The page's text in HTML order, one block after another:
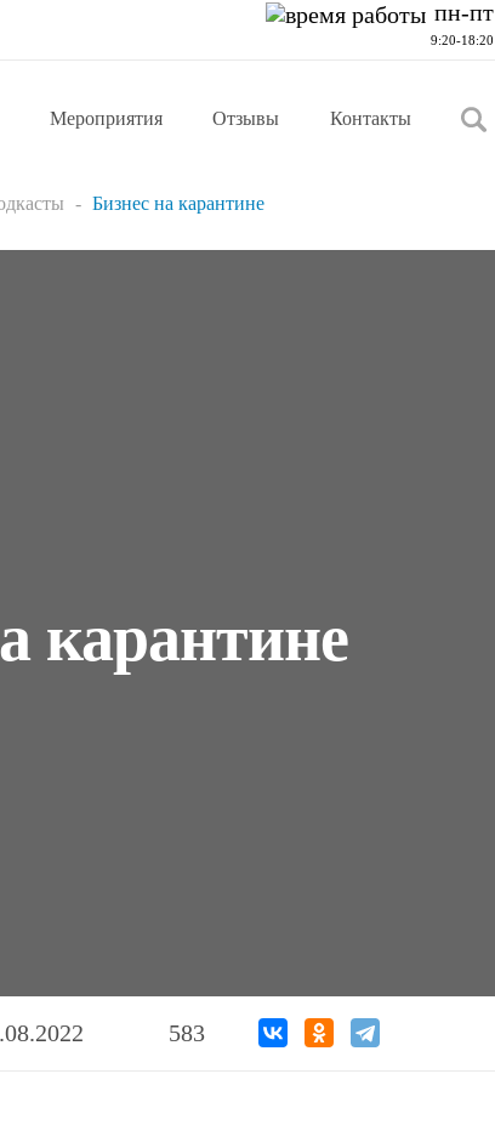
пн-пт
9:20-18:20
Мероприятия Отзывы Контакты
Бизнес на карантине
карантине
583